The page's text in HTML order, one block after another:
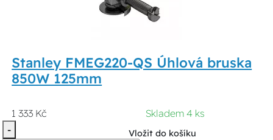
Stanley FMEG220-QS Úhlová bruska
850W 125mm
1 333 Kč
Skladem 4 ks
-
Vložit do košíku